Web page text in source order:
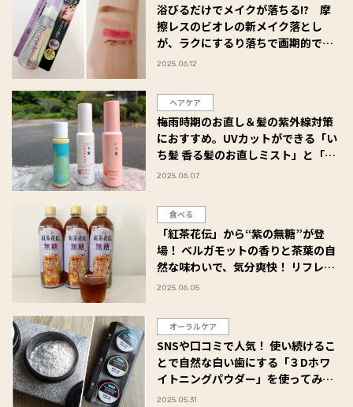
浴びるだけでメイクが落ちる!? 摩
擦レスのビオレの新メイク落とし
が、ラクにするり落ちで画期的でし
た！ #Omezaトーク
2025.06.12
ヘアケア
梅雨時期のお直し＆髪の紫外線対策
におすすめ。UVカットができる「い
ち髪 香る髪のお直しミスト」と「ソ
ラミー UVプロテクトヘアオイル」
2025.06.07
食べる
「紅茶花伝」から“紫の無糖”が登
場！ ベルガモットの香りと茶葉の自
然な味わいで、気分爽快！ リフレッ
シュタイムのお供にぴったりでした
2025.06.05
オーラルケア
SNSや口コミで人気！ 使い続けるこ
とで自然な白い歯にする「３Dホワ
イトニングパウダー」を使ってみ
た #Omezaトーク
2025.05.31